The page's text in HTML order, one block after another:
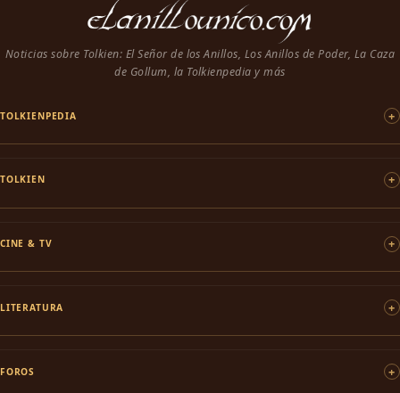
Noticias sobre Tolkien: El Señor de los Anillos, Los Anillos de Poder, La Caza
de Gollum, la Tolkienpedia y más
TOLKIENPEDIA
TOLKIEN
CINE & TV
LITERATURA
FOROS